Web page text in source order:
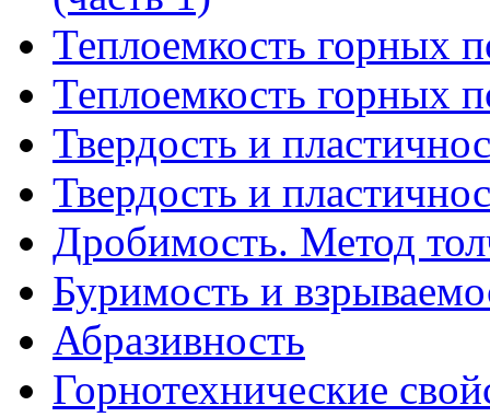
Теплоемкость горных
Теплоемкость горных
Твердость и
Твердость и
Дробимость. Метод
Буримость и
Абразивность
Горнотехнические